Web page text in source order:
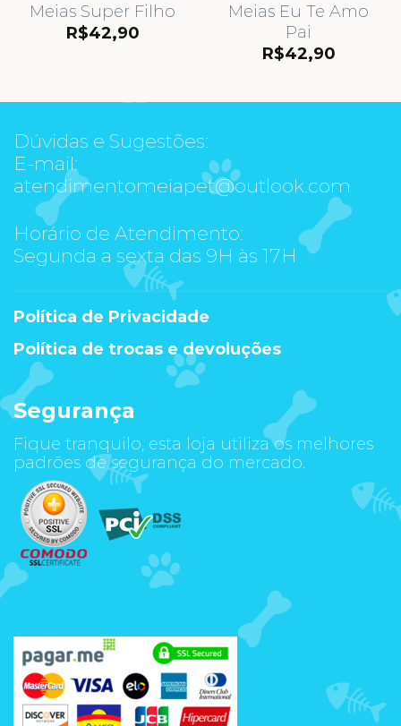
Meias Super Filho
R$42,90
Meias Eu Te Amo
Pai
R$42,90
Dúvidas e Sugestões:
E-mail:
atendimentomeiapet@outlook.com
Horário de Atendimento:
Segunda a sexta das 9H às 17H
Política de Privacidade
Política de trocas e devoluções
Segurança
Fique tranquilo, esta loja utiliza os melhores
padrões de segurança do mercado.